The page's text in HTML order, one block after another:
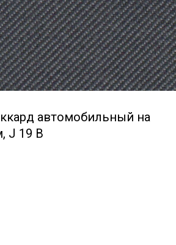
автомобильный на
J 19 B